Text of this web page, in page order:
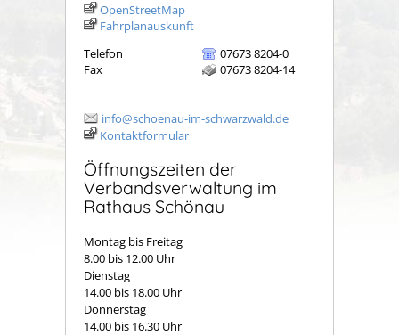
OpenStreetMap
Fahrplanauskunft
Telefon
07673 8204-0
Fax
07673 8204-14
info@schoenau-im-schwarzwald.de
Kontaktformular
Öffnungszeiten der
Verbandsverwaltung im
Rathaus Schönau
Montag bis Freitag
8.00 bis 12.00 Uhr
Dienstag
14.00 bis 18.00 Uhr
Donnerstag
14.00 bis 16.30 Uhr